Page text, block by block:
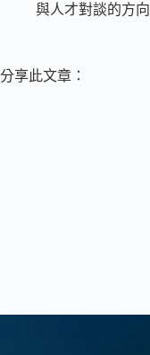
與人才對談的方向
分享此文章：